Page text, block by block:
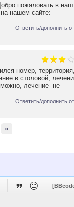
пожаловать в наш
нашем сайте:
Ответить/дополнить
номер,
в столовой,
лечение- не
Ответить/дополнить
»

